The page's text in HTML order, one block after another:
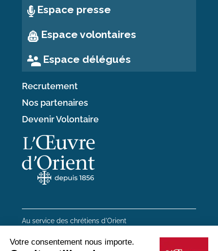
Espace presse
Espace volontaires
Espace délégués
Recrutement
Nos partenaires
Devenir Volontaire
Au service des chrétiens d'Orient
20 rue du Regard 75006 Paris